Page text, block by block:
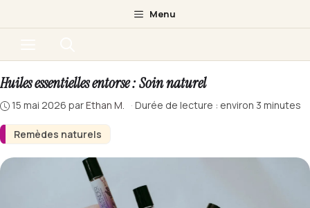
au
Menu
Remèdes naturels
Huiles essentielles entorse : Soin naturel
15 mai 2026 parEthan M. · Durée de lecture : environ 3 minutes